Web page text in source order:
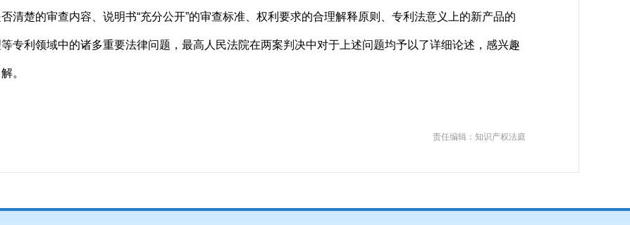
清楚的审查内容、说明书“充分公开”的审查标准、权利要求的合理解释原则、专利法意义上的新产品的
专利领域中的诸多重要法律问题，最高人民法院在两案判决中对于上述问题均予以了详细论述，感兴趣
。
责任编辑：知识产权法庭